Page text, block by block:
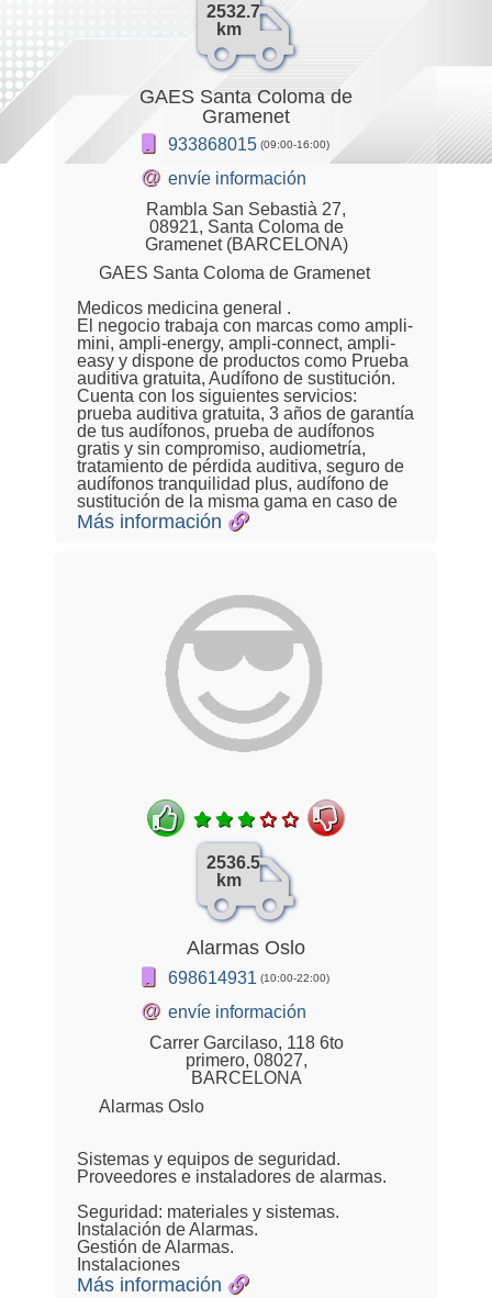
2532.7
km
GAES Santa Coloma de
Gramenet
933868015 (09:00-16:00)
@ envíe información
Rambla San Sebastià 27,
08921, Santa Coloma de
Gramenet (BARCELONA)
GAES Santa Coloma de Gramenet
Medicos medicina general .
El negocio trabaja con marcas como ampli-
mini, ampli-energy, ampli-connect, ampli-
easy y dispone de productos como Prueba
auditiva gratuita, Audífono de sustitución.
Cuenta con los siguientes servicios:
prueba auditiva gratuita, 3 años de garantía
de tus audífonos, prueba de audífonos
gratis y sin compromiso, audiometría,
tratamiento de pérdida auditiva, seguro de
audífonos tranquilidad plus, audífono de
sustitución de la misma gama en caso de
Más información
2536.5
km
Alarmas Oslo
698614931 (10:00-22:00)
@ envíe información
Carrer Garcilaso, 118 6to
primero, 08027,
BARCELONA
Alarmas Oslo
Sistemas y equipos de seguridad.
Proveedores e instaladores de alarmas.
Seguridad: materiales y sistemas.
Instalación de Alarmas.
Gestión de Alarmas.
Instalaciones
Más información